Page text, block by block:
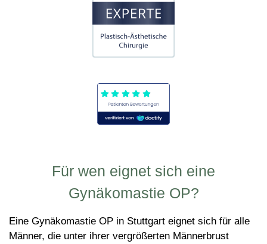
Für wen eignet sich eine
Gynäkomastie OP?
Eine Gynäkomastie OP in Stuttgart eignet sich für alle
Männer, die unter ihrer vergrößerten Männerbrust